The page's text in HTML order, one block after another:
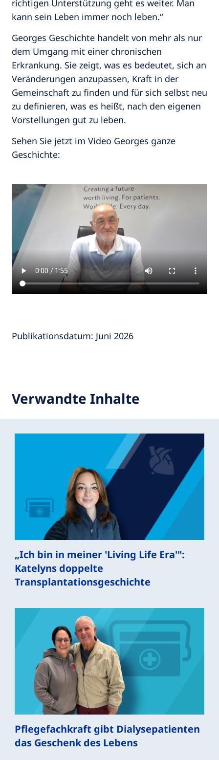
richtigen Unterstützung geht es weiter. Man
kann sein Leben immer noch leben.“
Georges Geschichte handelt von mehr als nur
dem Umgang mit einer chronischen
Erkrankung. Sie zeigt, was es bedeutet, sich an
Veränderungen anzupassen, Kraft in der
Gemeinschaft zu finden und für sich selbst neu
zu definieren, was es heißt, nach den eigenen
Vorstellungen gut zu leben.
Sehen Sie jetzt im Video Georges ganze
Geschichte:
Publikationsdatum: Juni 2026
Verwandte Inhalte
„Ich bin in meiner 'Living Life Era'":
Katelyns doppelte
Transplantationsgeschichte
Pflegefachkraft gibt Dialysepatienten
das Geschenk des Lebens